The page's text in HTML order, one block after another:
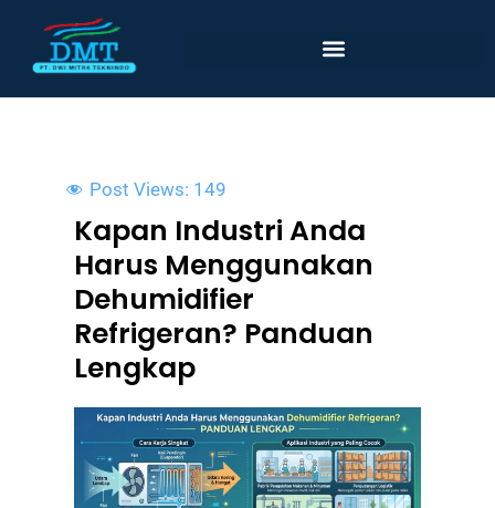
konten
Post Views: 149
Kapan Industri Anda
Harus Menggunakan
Dehumidifier
Refrigeran? Panduan
Lengkap